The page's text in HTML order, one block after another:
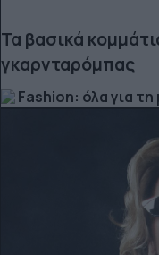
Τα βασικά
γκαρνταρόμπας
Fashion: όλα για